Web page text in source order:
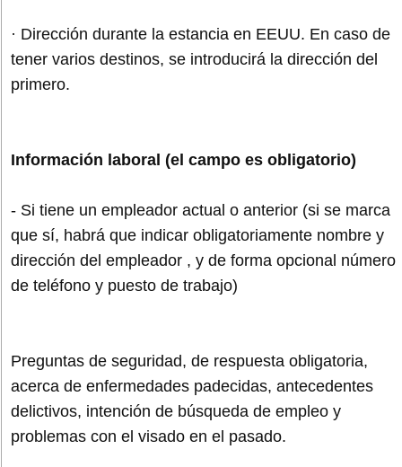
· Dirección durante la estancia en EEUU. En caso de
tener varios destinos, se introducirá la dirección del
primero.
Información laboral (el campo es obligatorio)
- Si tiene un empleador actual o anterior (si se marca
que sí, habrá que indicar obligatoriamente nombre y
dirección del empleador , y de forma opcional número
de teléfono y puesto de trabajo)
Preguntas de seguridad, de respuesta obligatoria,
acerca de enfermedades padecidas, antecedentes
delictivos, intención de búsqueda de empleo y
problemas con el visado en el pasado.